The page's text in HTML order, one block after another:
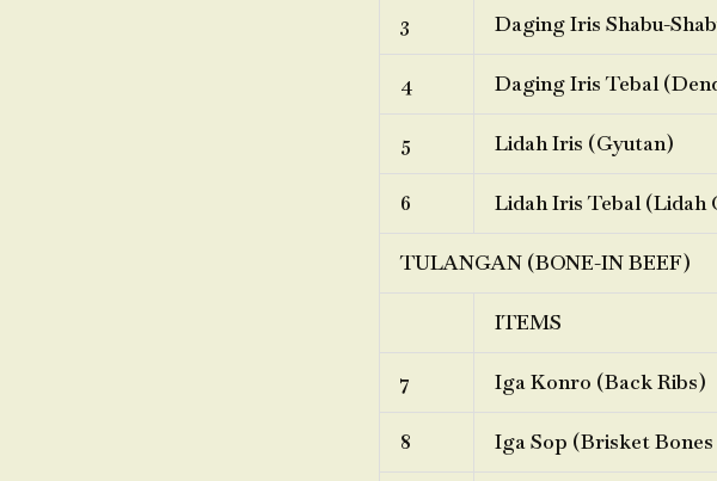
3 Daging Iris Shabu-
4 Daging Iris Tebal
5 Lidah Iris (Gyutan)
6 Lidah Iris Tebal (Lidah
TULANGAN (BONE-IN BEEF)
ITEMS
7 Iga Konro (Back Ribs)
8 Iga Sop (Brisket Bones